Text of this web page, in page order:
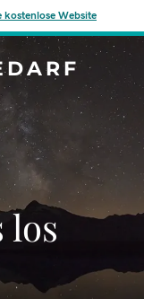
kostenlose Website
los